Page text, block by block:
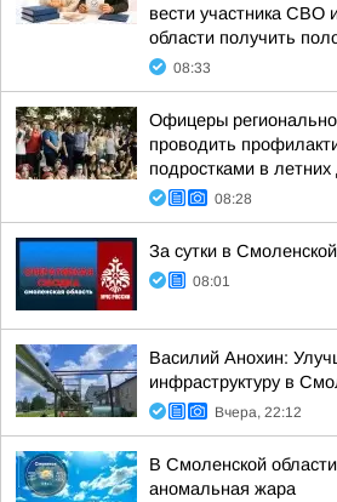
вести участника СВО
области получить
08:33
Офицеры
проводить
подростками в летних
08:28
За сутки в
08:01
Василий Анохин:
инфраструктуру в
Вчера, 22:12
В Смоленской
аномальная жара